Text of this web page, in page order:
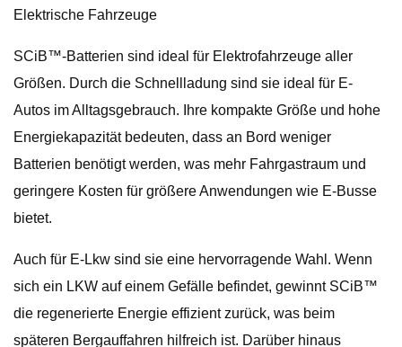
Elektrische Fahrzeuge
SCiB™-Batterien sind ideal für Elektrofahrzeuge aller
Größen. Durch die Schnellladung sind sie ideal für E-
Autos im Alltagsgebrauch. Ihre kompakte Größe und hohe
Energiekapazität bedeuten, dass an Bord weniger
Batterien benötigt werden, was mehr Fahrgastraum und
geringere Kosten für größere Anwendungen wie E-Busse
bietet.
Auch für E-Lkw sind sie eine hervorragende Wahl. Wenn
sich ein LKW auf einem Gefälle befindet, gewinnt SCiB™
die regenerierte Energie effizient zurück, was beim
späteren Bergauffahren hilfreich ist. Darüber hinaus